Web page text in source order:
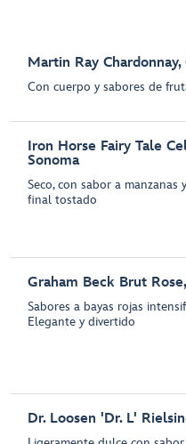
Martin Ray
Con cuerpo y sabores de
Iron Horse Fairy Tale
Sonoma
Seco, con sabor a manzanas
final tostado
Graham Beck Brut
Sabores a bayas rojas
Elegante y divertido
Dr. Loosen 'Dr. L'